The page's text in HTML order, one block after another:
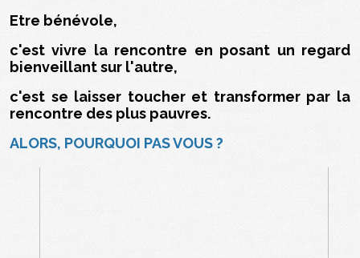
Etre bénévole,
c'est vivre la rencontre en posant un regard
bienveillant sur l'autre,
c'est se laisser toucher et transformer par la
rencontre des plus pauvres.
ALORS, POURQUOI PAS VOUS ?